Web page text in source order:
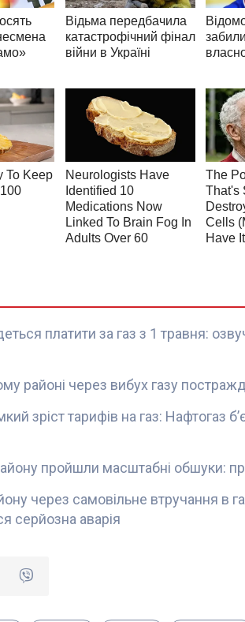
платити за газ з 1 травня:
районі через вибух газу
зріст тарифів на газ: Нафтогаз
пройшли масштабні обшуки:
через самовільне втручання в
серйозна аварія